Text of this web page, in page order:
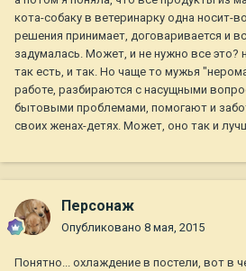
кота-собаку в ветеринарку одна носит-
решения принимает, договаривается и
задумалась. Может, и не нужно все это?
так есть, и так. Но чаще то мужья
работе, разбираются с насущными
бытовыми проблемами, помогают и
своих женах-детях. Может, оно так и
Персонаж
Опубликовано 8 мая, 2015
Понятно... охлаждение в постели, вот в